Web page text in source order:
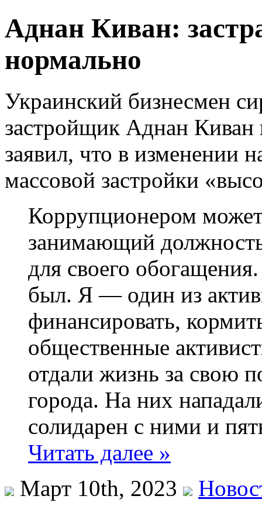
Аднан Киван:
нормально
Украинский бизнесмен
застройщик Аднан Киван
заявил, что в изменении
массовой застройки
Коррупционером
занимающий
для своего
был. Я — один из
финансировать,
общественные
отдали жизнь за свою
города. На них
солидарен с ними и
Читать далее »
Март 10th, 2023